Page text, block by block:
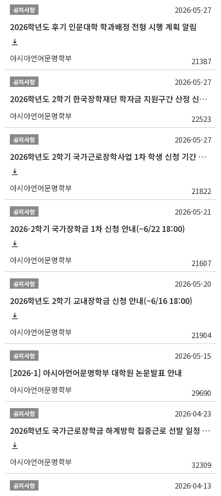
공지사항
2026학년도 후기 인문대학 학과배정 전형 시행 계획 알림
아시아언어문명학부 21387
2026-05-27
공지사항
2026학년도 2학기 한국장학재단 학자금 지원구간 산정 신청 안내
아시아언어문명학부 22523
2026-05-27
공지사항
2026학년도 2학기 국가근로장학사업 1차 학생 신청 기간 안내
아시아언어문명학부 21822
2026-05-27
공지사항
2026-2학기 국가장학금 1차 신청 안내(~6/22 18:00)
아시아언어문명학부 21607
2026-05-21
공지사항
2026학년도 2학기 교내장학금 신청 안내(~6/16 18:00)
아시아언어문명학부 21904
2026-05-20
공지사항
[2026-1] 아시아언어문명학부 대학원 논문발표 안내
아시아언어문명학부 29690
2026-05-15
공지사항
2026학년도 국가근로장학금 하계방학 집중근로 선발 일정 안내
아시아언어문명학부 32309
2026-04-23
공지사항 2026-04-13